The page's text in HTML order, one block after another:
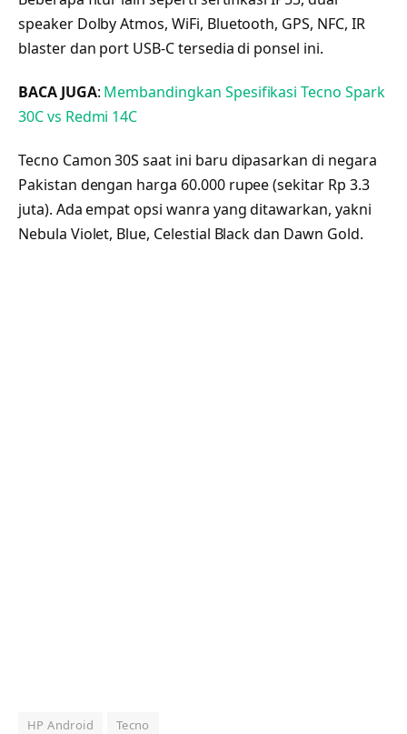
speaker Dolby Atmos, WiFi, Bluetooth, GPS, NFC, IR
blaster dan port USB-C tersedia di ponsel ini.
BACA JUGA: Membandingkan Spesifikasi Tecno Spark
30C vs Redmi 14C
Tecno Camon 30S saat ini baru dipasarkan di negara
Pakistan dengan harga 60.000 rupee (sekitar Rp 3.3
juta). Ada empat opsi wanra yang ditawarkan, yakni
Nebula Violet, Blue, Celestial Black dan Dawn Gold.
HP Android Tecno